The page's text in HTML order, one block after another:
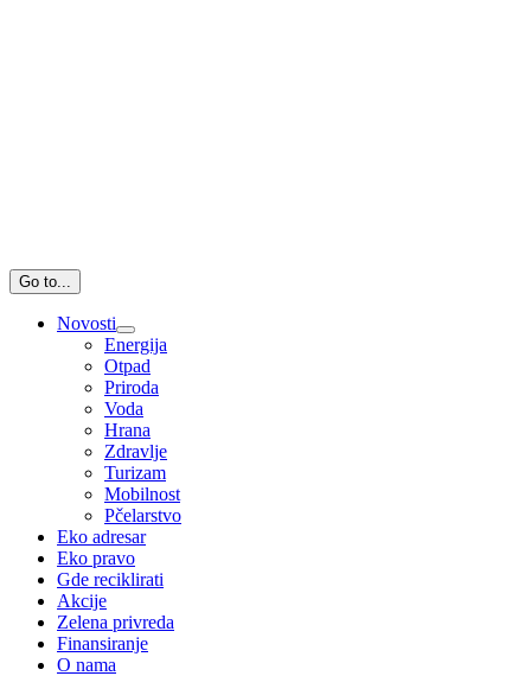
Go to...
Novosti
Energija
Otpad
Priroda
Voda
Hrana
Zdravlje
Turizam
Mobilnost
Pčelarstvo
Eko adresar
Eko pravo
Gde reciklirati
Akcije
Zelena privreda
Finansiranje
O nama